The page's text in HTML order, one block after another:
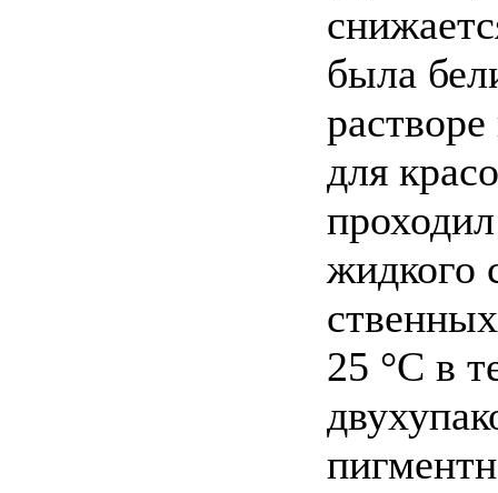
была
для
жидкого
25 °С в